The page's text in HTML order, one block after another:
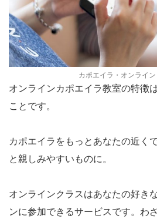
カポエイラ・オンライン
オンラインカポエイラ教室の特徴
ことです。
カポエイラをもっとあなたの近く
と親しみやすいものに。
オンラインクラスはあなたの好き
ンに参加できるサービスです。わ